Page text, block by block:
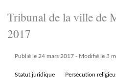
Tribunal de la ville de
2017
Publié le 24 mars 2017- Modifié le 3
Statut juridique Persécution